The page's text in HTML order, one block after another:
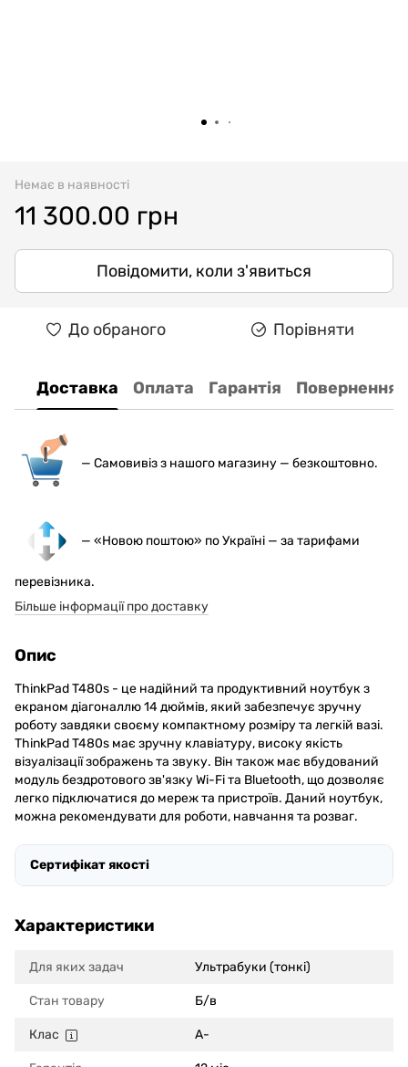
Немає в наявності
11 300.00 грн
Повідомити, коли з'явиться
До обраного Порівняти
Доставка Оплата Гарантія Повернення
— Самовивіз з нашого магазину — безкоштовно.
— «Новою поштою» по Україні — за тарифами
перевізника.
Більше інформації про доставку
Опис
ThinkPad T480s - це надійний та продуктивний ноутбук з
екраном діагоналлю 14 дюймів, який забезпечує зручну
роботу завдяки своєму компактному розміру та легкій вазі.
ThinkPad T480s має зручну клавіатуру, високу якість
візуалізації зображень та звуку. Він також має вбудований
модуль бездротового зв'язку Wi-Fi та Bluetooth, що дозволяє
легко підключатися до мереж та пристроїв. Даний ноутбук,
можна рекомендувати для роботи, навчання та розваг.
Сертифікат якості
Характеристики
Для яких задач Ультрабуки (тонкі)
Стан товару Б/в
Клас A-